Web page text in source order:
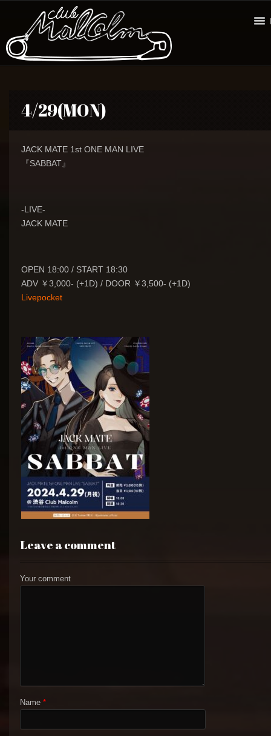
4/29(MON)
JACK MATE 1st ONE MAN LIVE
『SABBAT』
-LIVE-
JACK MATE
OPEN 18:00 / START 18:30
ADV ￥3,000- (+1D) / DOOR ￥3,500- (+1D)
Livepocket
Leave a comment
Your comment
Name *